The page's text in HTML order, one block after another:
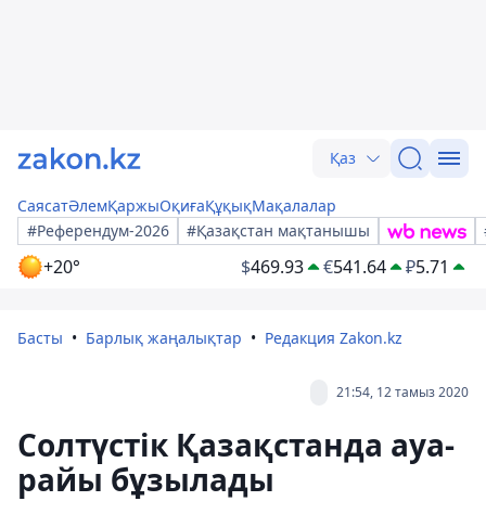
Қаз
СаясатӘлемҚаржыОқиғаҚұқықМақалалар
#Референдум-2026
#Қазақстан мақтанышы
+20° $469.93 €541.64 ₽5.71
Басты Барлық жаңалықтар Редакция Zakon.kz
21:54, 12 тамыз 2020
Солтүстік Қазақстанда ауа-
райы бұзылады